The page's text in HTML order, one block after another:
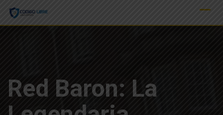
Skip
Red Baron: La